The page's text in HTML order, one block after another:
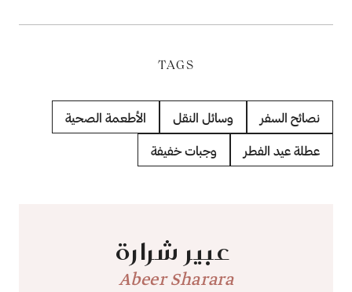
TAGS
نصائح السفر وسائل النقل الأطعمة الصحية
عطلة عيد الفطر وجبات خفيفة
عبير شرارة
Abeer Sharara